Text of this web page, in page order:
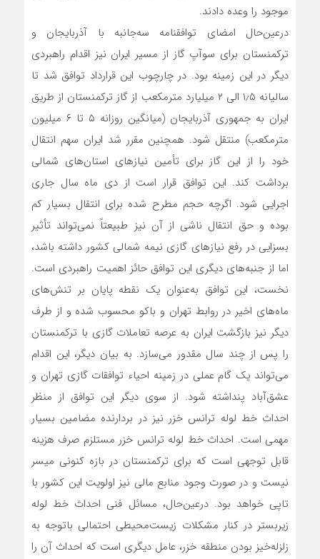
موجود را وعده دادند.
درعین‌حال امضای توافقنامه سه‌جانبه با آذربایجان و
ترکمنستان برای سوآپ گاز از مسیر ایران نیز اقدام راهبردی
دیگر در این زمینه بود. در چارچوب این قرارداد توافق شد تا
سالیانه ۱٫۵ الی ۲ میلیارد مترمکعب از گاز ترکمنستان از طریق
ایران به جمهوری آذربایجان (میانگین روزانه ۵ تا ۶ میلیون
مترمکعب) منتقل شود. همچنین مقرر شد ایران سهم انتقال
خود را از این گاز برای تأمین نیازهای استان‌های شمالی
برداشت کند. این توافق قرار است از دی‌ ماه سال جاری
اجرایی شود. اگرچه حجم مطرح شده برای انتقال بسیار کم
بوده و حق انتقال ناشی از آن نیز طبیعتاً نمی‌تواند تأثیر
بسزایی در رفع نیازهای گازی نیمه شمالی کشور داشته باشد،
اما از جنبه‌های دیگری این توافق حائز اهمیت راهبردی است.
نخست، این توافق به‌عنوان یک نقطه پایان بر تنش‌های
ماه‌های اخیر در روابط تهران و باکو محسوب شده و از طرف
دیگر نیز بازگشت ایران به عرصه تعاملات گازی با ترکمنستان
را پس از چند سال مقدور می‌سازد. به بیان دیگر، این اقدام
می‌تواند یک گام عملی در زمینه احیاء توافقات گازی تهران و
عشق‌آباد پنداشته شود. از سوی دیگر این توافق از منظر
احداث خط لوله ترانس خزر نیز در بردارنده مضامین بسیار
مهمی است. احداث خط لوله ترانس خزر مستلزم صرف هزینه
قابل توجهی است که برای ترکمنستان در بازه کنونی میسر
نیست و در صورت وجود منابع مالی نیز اولویت این کشور با
تاپی خواهد بود. درعین‌حال، مسائل فنی احداث خط لوله
زیربستر در کنار مشکلات زیست‌محیطی احتمالی باتوجه به
زلزله‌خیز بودن منطقه خزر، عامل دیگری است که احداث آن را